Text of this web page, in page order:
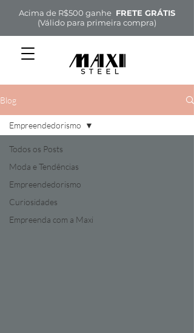
Acima de R$500 ganhe FRETE GRÁTIS
(Válido para primeira compra)
Blog
Todos os Posts
Moda e Tendências
Empreendedorismo
Curiosidades
Empreenda com a Maxi
Empreendedorismo